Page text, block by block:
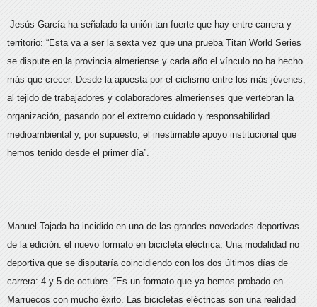
Jesús García ha señalado la unión tan fuerte que hay entre carrera y
territorio: “Esta va a ser la sexta vez que una prueba Titan World Series
se dispute en la provincia almeriense y cada año el vínculo no ha hecho
más que crecer. Desde la apuesta por el ciclismo entre los más jóvenes,
al tejido de trabajadores y colaboradores almerienses que vertebran la
organización, pasando por el extremo cuidado y responsabilidad
medioambiental y, por supuesto, el inestimable apoyo institucional que
hemos tenido desde el primer día”.
Manuel Tajada ha incidido en una de las grandes novedades deportivas
de la edición: el nuevo formato en bicicleta eléctrica. Una modalidad no
deportiva que se disputaría coincidiendo con los dos últimos días de
carrera: 4 y 5 de octubre. “Es un formato que ya hemos probado en
Marruecos con mucho éxito. Las bicicletas eléctricas son una realidad